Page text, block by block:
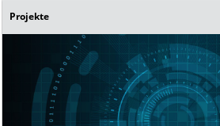
Projekte